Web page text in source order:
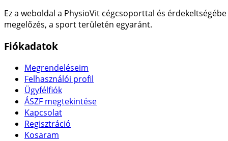
Ez a weboldal a PhysioVit cégcsoporttal és
megelőzés, a sport területén egyaránt.
Fiókadatok
Megrendeléseim
Felhasználói profil
Ügyfélfiók
ÁSZF megtekintése
Kapcsolat
Regisztráció
Kosaram